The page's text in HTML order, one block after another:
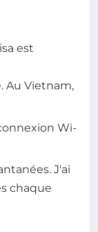
est
Au Vietnam,
Wi-
J'ai
chaque